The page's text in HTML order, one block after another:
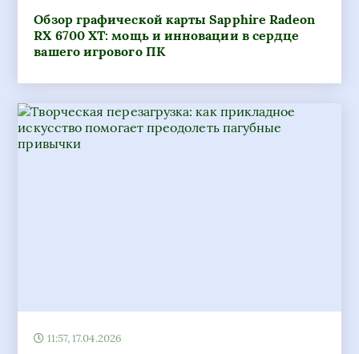
Обзор графической карты Sapphire Radeon
RX 6700 XT: мощь и инновации в сердце
вашего игрового ПК
11:57, 17.04.2026